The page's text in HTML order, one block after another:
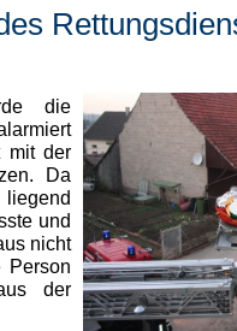
die
mit der
Da
und
nicht
Person
der